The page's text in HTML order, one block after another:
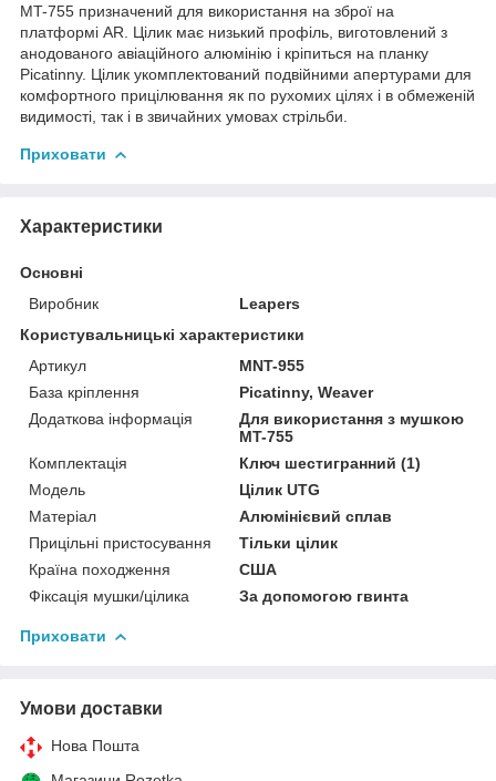
MT-755 призначений для використання на зброї на
платформі AR. Цілик має низький профіль, виготовлений з
анодованого авіаційного алюмінію і кріпиться на планку
Picatinny. Цілик укомплектований подвійними апертурами для
комфортного прицілювання як по рухомих цілях і в обмеженій
видимості, так і в звичайних умовах стрільби.
Приховати
Характеристики
Основні
Виробник
Leapers
Користувальницькі характеристики
Артикул
MNT-955
База кріплення
Picatinny, Weaver
Додаткова інформація
Для використання з мушкою
MT-755
Комплектація
Ключ шестигранний (1)
Мoдель
Цілик UTG
Матеріал
Алюмінієвий сплав
Прицільні пристосування
Тільки цілик
Країна походження
США
Фіксація мушки/цілика
За допомогою гвинта
Приховати
Умови доставки
Нова Пошта